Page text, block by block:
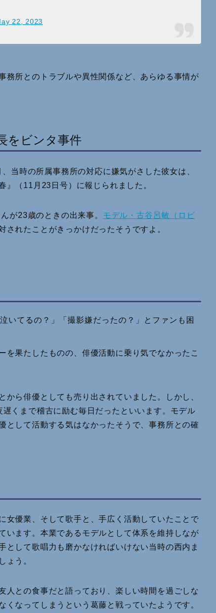
22, 2023
務所とのトラブルや異性関係など、あらゆる事情が
をビンタ事件
当時の所属事務所の対応に嫌気がさした彼女は、
』（11月23日号）に報じられました。
が23歳のときの出来事。 モデル・古谷呂敏（ロビ
されたことがきっかけだったそうですよ。
果たしたものの、俳優活動に乗り気でなかったこ
ら俳優としても売り出されていました。しかし、
くまで稽古に励む毎日だったといいます。モデル
として活動する気はなかったそうで、事務所との確
女優業、そして歌手と、手広く活動していたことで
います。本業であるモデルとして体系を維持しなが
として歌唱力も磨かなければいけない当時の西内ま
ょう。
人との食事だと語っており、楽しい時間を過ごしな
なってしまうという葛藤と戦っていたようです。